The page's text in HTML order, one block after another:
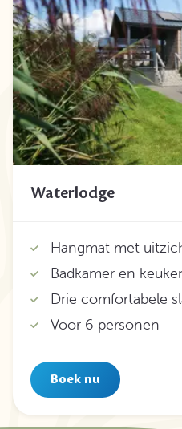
Waterlodge
Hangmat met
Badkamer en
Drie comfortabele
Voor 6 personen
Boek nu